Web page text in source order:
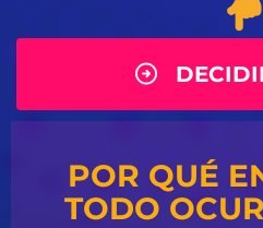
POR QUÉ
TODO